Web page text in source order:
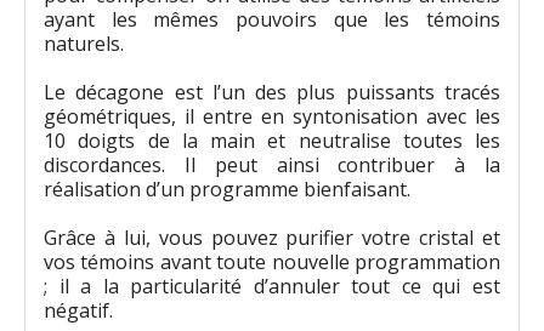
ayant les mêmes pouvoirs que les témoins
naturels.
Le décagone est l’un des plus puissants tracés
géométriques, il entre en syntonisation avec les
10 doigts de la main et neutralise toutes les
discordances. Il peut ainsi contribuer à la
réalisation d’un programme bienfaisant.
Grâce à lui, vous pouvez purifier votre cristal et
vos témoins avant toute nouvelle programmation
; il a la particularité d’annuler tout ce qui est
négatif.